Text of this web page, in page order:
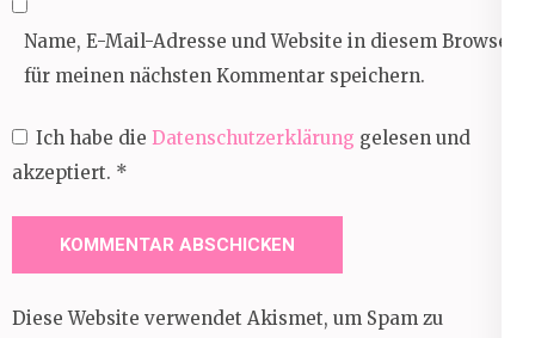
Name, E-Mail-Adresse und Website in diesem Browser
für meinen nächsten Kommentar speichern.
Ich habe die Datenschutzerklärung gelesen und
akzeptiert. *
Diese Website verwendet Akismet, um Spam zu